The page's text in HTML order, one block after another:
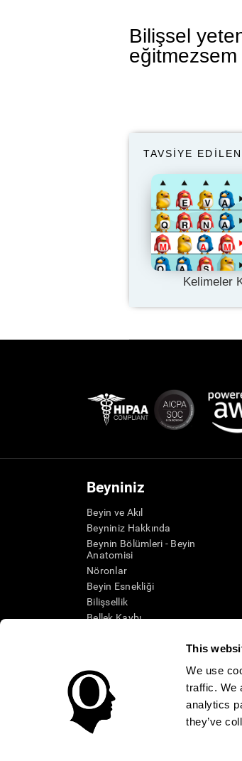
This
We use
traffic. We
analytics
they’ve
Bilişsel
TAVSIYE
Kelimeler
Beyniniz
Beyin ve Akıl
Beyniniz Hakkında
Beynin Bölümleri - Beyin
Anatomisi
Nöronlar
Beyin Esnekliği
Bilişsellik
Bellek Kaybı
Yürütücü Fonksiyonlar
Algı
Dikkat